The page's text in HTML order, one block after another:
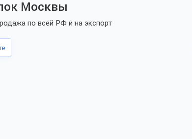
Москвы
по всей РФ и на экспорт